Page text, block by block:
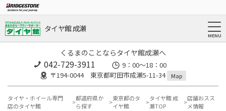
タイヤ館 成瀬
くるまのことならタイヤ館成瀬へ
042-729-3911
9：00～18：00
〒194-0044 東京都町田市成瀬5-11-34
Map
タイヤ・ホイール専門
店のタイヤ館
都道府県か
ら探す
東京都のタ
イヤ館
タイヤ館 成
瀬TOP
店舗おスス
メ情報